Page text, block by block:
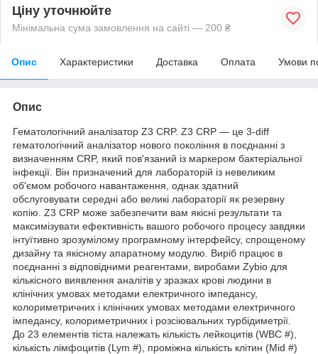
Ціну уточнюйте
Мінімальна сума замовлення на сайті — 200 ₴
Опис Характеристики Доставка Оплата Умови
Опис
Гематологічний аналізатор Z3 CRP. Z3 CRP — це 3-diff
гематологічний аналізатор нового покоління в поєднанні з
визначенням CRP, який пов'язаний із маркером бактеріальної
інфекції. Він призначений для лабораторій із невеликим
об'ємом робочого навантаження, однак здатний
обслуговувати середні або великі лабораторії як резервну
копію. Z3 CRP може забезпечити вам якісні результати та
максимізувати ефективність вашого робочого процесу завдяки
інтуїтивно зрозумілому програмному інтерфейсу, спрощеному
дизайну та якісному апаратному модулю. Виріб працює в
поєднанні з відповідними реагентами, виробами Zybio для
кількісного виявлення аналітів у зразках крові людини в
клінічних умовах методами електричного імпедансу,
колориметричних і клінічних умовах методами електричного
імпедансу, колориметричних і розсіювальних турбідиметрії.
До 23 елементів тіста належать кількість лейкоцитів (WBC #),
кількість лімфоцитів (Lym #), проміжна кількість клітин (Mid #)